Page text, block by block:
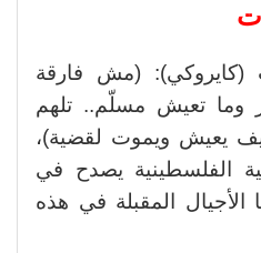
(مش فارقة
وما تعيش مسلّم.. تلهم
يعيش ويموت لقضية)،
الفلسطينية يصدح في
الأجيال المقبلة في هذه